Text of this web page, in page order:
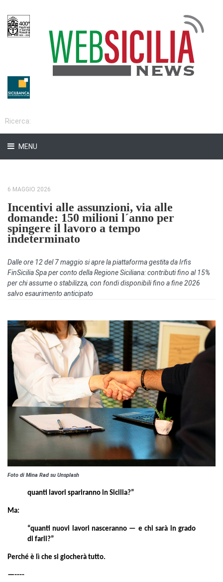
MENU
6 MAGGIO 2026
Incentivi alle assunzioni, via alle
domande: 150 milioni l´anno per
spingere il lavoro a tempo
indeterminato
Dalle ore 12 del 7 maggio si apre la piattaforma gestita da Irfis
FinSicilia Spa per conto della Regione Siciliana: contributi fino al 15%
per chi assume o stabilizza, con fondi disponibili fino a fine 2026
salvo esaurimento anticipato
Foto di Mina Rad su Unsplash
quanti lavori spariranno in Sicilia?”
Ma:
“quanti nuovi lavori nasceranno — e chi sarà in grado
di farli?”
Perché è lì che si giocherà tutto.
—----